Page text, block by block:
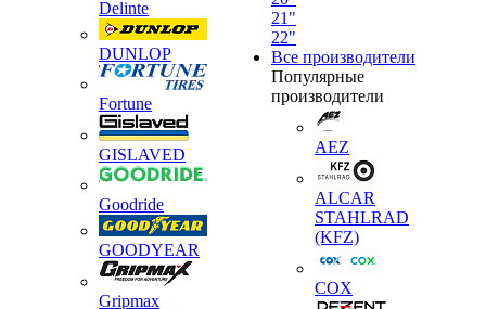
Delinte
DUNLOP
Fortune
GISLAVED
Goodride
GOODYEAR
Gripmax
21"
22"
Все производители
Популярные
производители
AEZ
ALCAR
STAHLRAD
(KFZ)
COX